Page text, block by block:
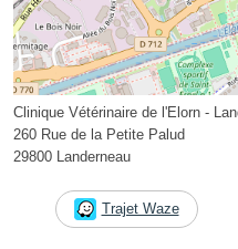
Clinique Vétérinaire de l'Elorn -
260 Rue de la Petite Palud
29800 Landerneau
Trajet Waze